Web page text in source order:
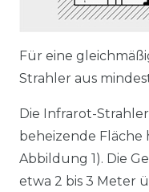
Für eine
Strahler aus
Die Infrarot-
beheizende Fläche
Abbildung 1). Die
etwa 2 bis 3 Meter